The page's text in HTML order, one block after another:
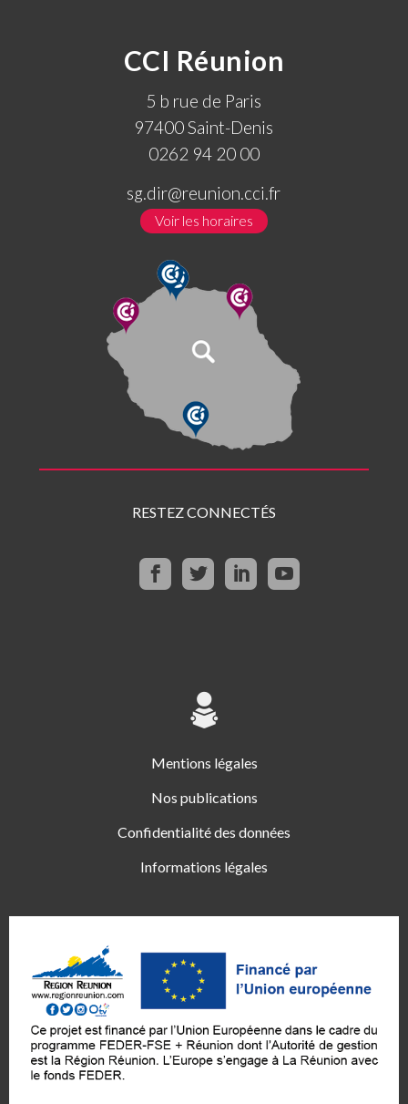
CCI Réunion
5 b rue de Paris
97400 Saint-Denis
0262 94 20 00
sg.dir@reunion.cci.fr
Voir les horaires
RESTEZ CONNECTÉS
Mentions légales
Nos publications
Confidentialité des données
Informations légales